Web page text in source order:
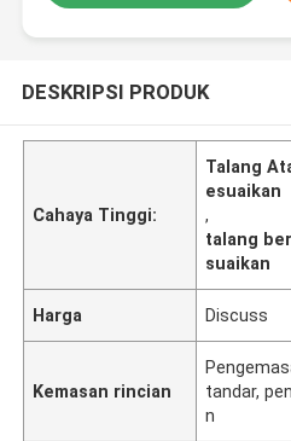
DESKRIPSI PRODUK
Cahaya Tinggi:
Talang
esuaikan
,
talang
suaikan
Harga Discuss
Kemasan rincian
tandar,
n